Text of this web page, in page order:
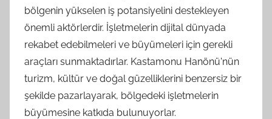
bölgenin yükselen iş potansiyelini destekleyen
önemli aktörlerdir. İşletmelerin dijital dünyada
rekabet edebilmeleri ve büyümeleri için gerekli
araçları sunmaktadırlar. Kastamonu Hanönü'nün
turizm, kültür ve doğal güzelliklerini benzersiz bir
şekilde pazarlayarak, bölgedeki işletmelerin
büyümesine katkıda bulunuyorlar.